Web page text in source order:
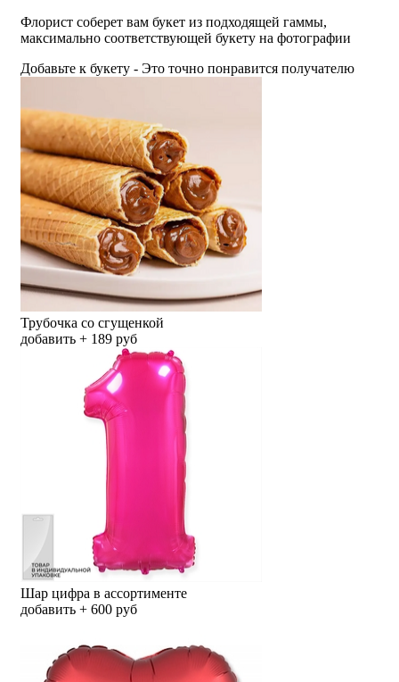
Флорист соберет вам букет из подходящей гаммы,
максимально соответствующей букету на фотографии
Добавьте к букету - Это точно понравится получателю
Трубочка со сгущенкой
добавить + 189 руб
Шар цифра в ассортименте
добавить + 600 руб